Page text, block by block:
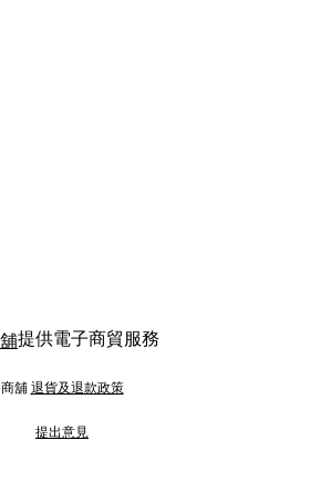
提供電子商貿服務
商舖 退貨及退款政策
提出意見